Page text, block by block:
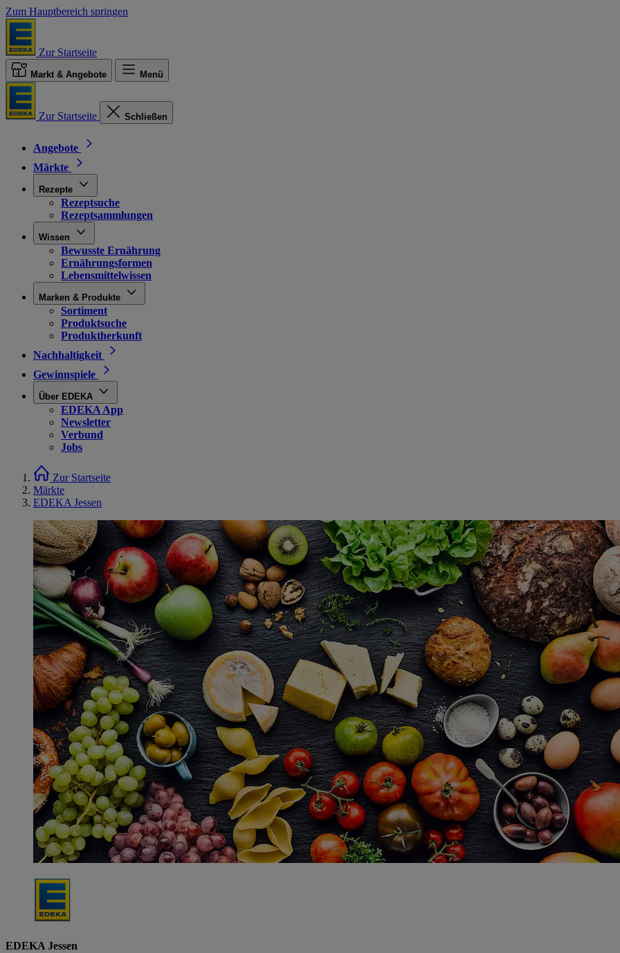
Zum Hauptbereich springen
Zur Startseite
Markt & Angebote Menü
Zur Startseite Schließen
Angebote
Märkte
Rezepte
Rezeptsuche
Rezeptsammlungen
Wissen
Bewusste Ernährung
Ernährungsformen
Lebensmittelwissen
Marken & Produkte
Sortiment
Produktsuche
Produktherkunft
Nachhaltigkeit
Gewinnspiele
Über EDEKA
EDEKA App
Newsletter
Verbund
Jobs
Zur Startseite
Märkte
EDEKA Jessen
EDEKA Jessen